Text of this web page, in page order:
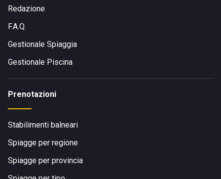
Redazione
F.A.Q.
Gestionale Spiaggia
Gestionale Piscina
Prenotazioni
Stabilimenti balneari
Spiagge per regione
Spiagge per provincia